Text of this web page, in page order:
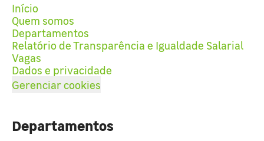
Início
Quem somos
Departamentos
Relatório de Transparência e Igualdade Salarial
Vagas
Dados e privacidade
Gerenciar cookies
Departamentos